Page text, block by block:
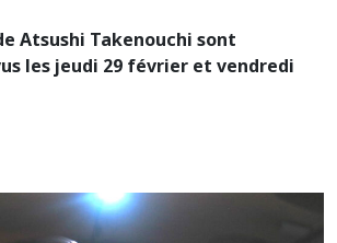
Atsushi Takenouchi sont
les jeudi 29 février et vendredi